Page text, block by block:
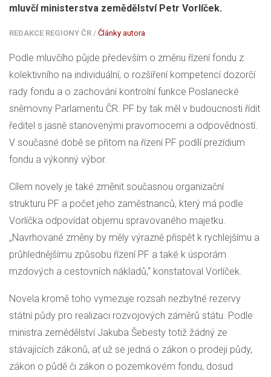
mluvčí ministerstva zemědělství Petr Vorlíček.
REDAKCE REGIONY ČR / Články autora
Podle mluvčího půjde především o změnu řízení fondu z
kolektivního na individuální, o rozšíření kompetencí dozorčí
rady fondu a o zachování kontrolní funkce Poslanecké
sněmovny Parlamentu ČR. PF by tak měl v budoucnosti řídit
ředitel s jasně stanovenými pravomocemi a odpovědností.
V současné době se přitom na řízení PF podílí prezídium
fondu a výkonný výbor.
Cílem novely je také změnit současnou organizační
strukturu PF a počet jeho zaměstnanců, který má podle
Vorlíčka odpovídat objemu spravovaného majetku.
„Navrhované změny by měly výrazně přispět k rychlejšímu a
průhlednějšímu způsobu řízení PF a také k úsporám
mzdových a cestovních nákladů,“ konstatoval Vorlíček.
Novela kromě toho vymezuje rozsah nezbytné rezervy
státní půdy pro realizaci rozvojových záměrů státu. Podle
ministra zemědělství Jakuba Šebesty totiž žádný ze
stávajících zákonů, ať už se jedná o zákon o prodeji půdy,
zákon o půdě či zákon o pozemkovém fondu, dosud